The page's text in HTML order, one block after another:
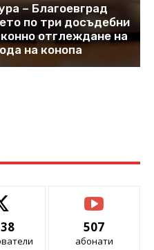
– Благоевград
по три досъдебни
отглеждане на
на конопа
507
абонати